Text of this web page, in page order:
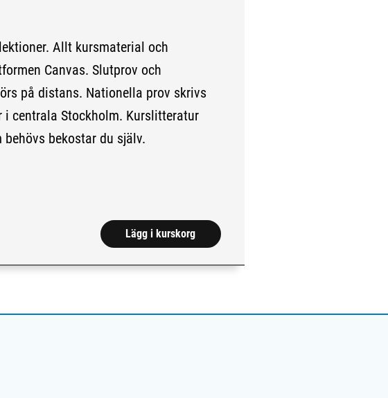
Allt kursmaterial och
Canvas. Slutprov och
på distans. Nationella prov skrivs
centrala Stockholm. Kurslitteratur
bekostar du själv.
extern sida.)
Lägg i kurskorg